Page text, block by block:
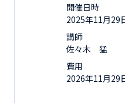
開催日時
2025年11月
講師
佐々木 猛
費用
2026年11月